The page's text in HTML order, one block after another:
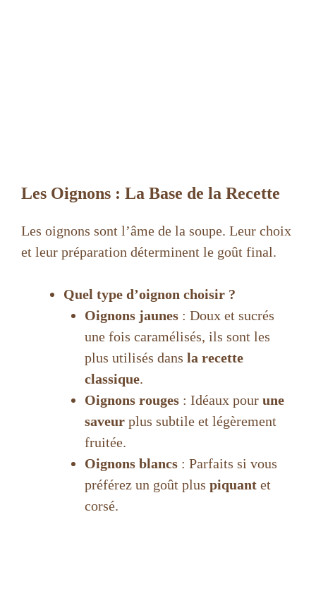
Les Oignons : La Base de la Recette
Les oignons sont l’âme de la soupe. Leur choix
et leur préparation déterminent le goût final.
Quel type d’oignon choisir ?
Oignons jaunes : Doux et sucrés
une fois caramélisés, ils sont les
plus utilisés dans la recette
classique.
Oignons rouges : Idéaux pour une
saveur plus subtile et légèrement
fruitée.
Oignons blancs : Parfaits si vous
préférez un goût plus piquant et
corsé.